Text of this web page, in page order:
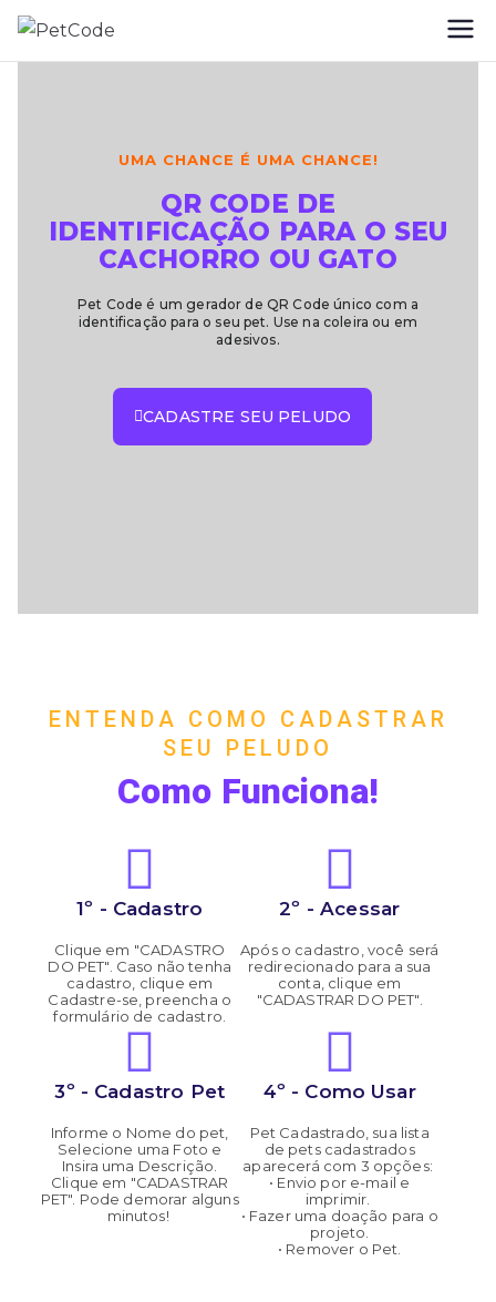
PetCode
QRCode de Identificação para o seu
UMA CHANCE É UMA CHANCE!
QR CODE DE
IDENTIFICAÇÃO PARA O SEU
CACHORRO OU GATO
Pet Code é um gerador de QR Code único com a
identificação para o seu pet. Use na coleira ou em
adesivos.
CADASTRE SEU PELUDO
ENTENDA COMO CADASTRAR
SEU PELUDO
Como Funciona!
1º - Cadastro
Clique em "CADASTRO
DO PET". Caso não tenha
cadastro, clique em
Cadastre-se , preencha o
formulário de cadastro.
2º - Acessar
Após o cadastro, você será
redirecionado para a sua
conta, clique em
"CADASTRAR DO PET".
3º - Cadastro Pet
Informe o Nome do pet,
Selecione uma Foto e
Insira uma Descrição.
Clique em "CADASTRAR
PET". Pode demorar alguns
minutos!
4º - Como Usar
Pet Cadastrado, sua lista
de pets cadastrados
aparecerá com 3 opções:
• Envio por e-mail e
imprimir.
• Fazer uma doação para o
projeto.
• Remover o Pet.